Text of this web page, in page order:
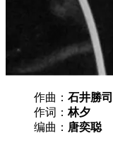
作曲： 石井勝司
作词：林夕
编曲： 唐奕聪